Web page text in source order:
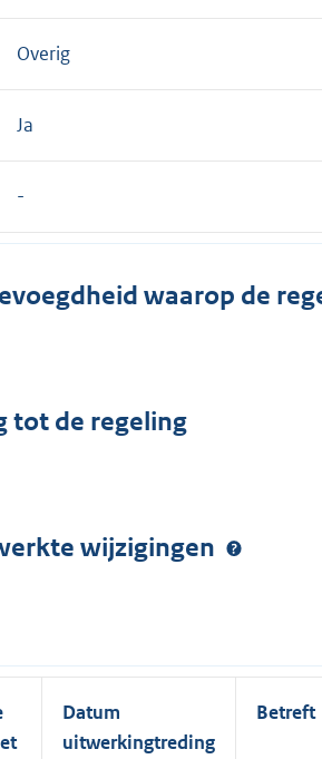
Overig
Ja
waarop de
tot de regeling
wijzigingen
Datum
uitwerkingtreding
Betreft